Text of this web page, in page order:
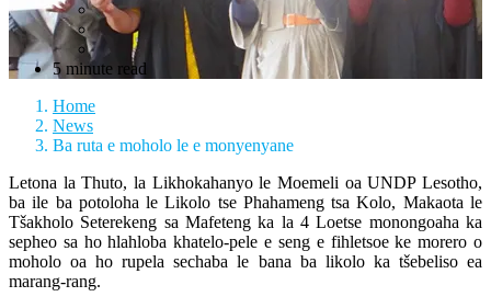
5 minute read
Home
News
Ba ruta e moholo le e monyenyane
Letona la Thuto, la Likhokahanyo le Moemeli oa UNDP Lesotho,
ba ile ba potoloha le Likolo tse Phahameng tsa Kolo, Makaota le
Tšakholo Seterekeng sa Mafeteng ka la 4 Loetse monongoaha ka
sepheo sa ho hlahloba khatelo-pele e seng e fihletsoe ke morero o
moholo oa ho rupela sechaba le bana ba likolo ka tšebeliso ea
marang-rang.